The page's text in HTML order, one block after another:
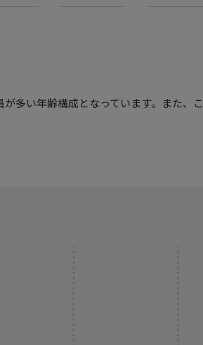
多い年齢構成となっています。また、こ